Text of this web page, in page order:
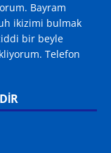
Bayram
ikizimi bulmak
bir beyle
Telefon